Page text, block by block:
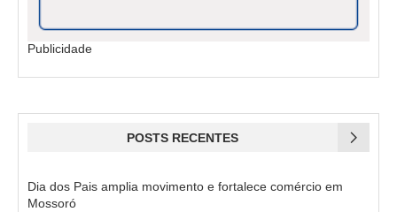
Publicidade
POSTS RECENTES
Dia dos Pais amplia movimento e fortalece comércio em
Mossoró